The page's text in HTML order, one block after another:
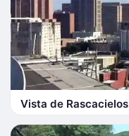
Vista de Rascacielos